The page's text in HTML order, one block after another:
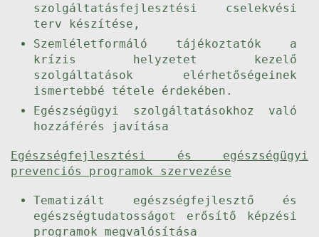
szolgáltatásfejlesztési cselekvési
terv készítése,
Szemléletformáló tájékoztatók a
krízis helyzetet kezelő
szolgáltatások elérhetőségeinek
ismertebbé tétele érdekében.
Egészségügyi szolgáltatásokhoz való
hozzáférés javítása
Egészségfejlesztési és egészségügyi
prevenciós programok szervezése
Tematizált egészségfejlesztő és
egészségtudatosságot erősítő képzési
programok megvalósítása